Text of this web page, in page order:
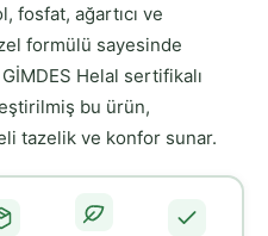
fosfat, ağartıcı ve
formülü sayesinde
Helal sertifikalı
bu ürün,
tazelik ve konfor sunar.